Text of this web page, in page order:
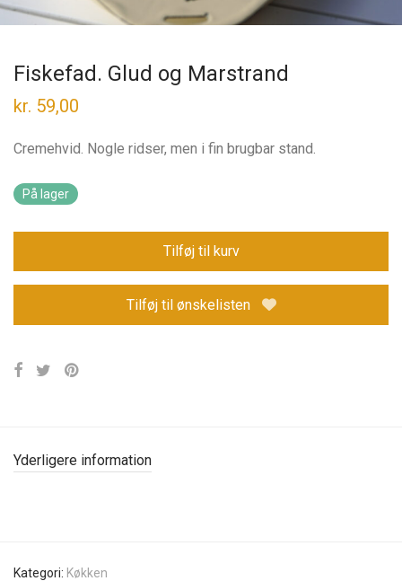
Fiskefad. Glud og Marstrand
kr. 59,00
Cremehvid. Nogle ridser, men i fin brugbar stand.
På lager
Tilføj til kurv
Tilføj til ønskelisten
Yderligere information
Kategori: Køkken